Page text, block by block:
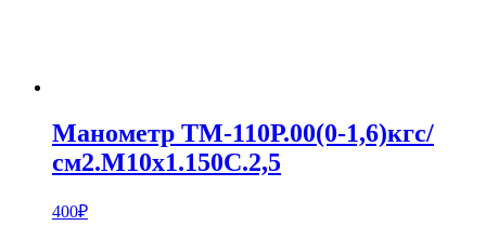
Манометр ТМ-110Р.00(0-1,6)кгс/
см2.M10х1.150С.2,5
400₽